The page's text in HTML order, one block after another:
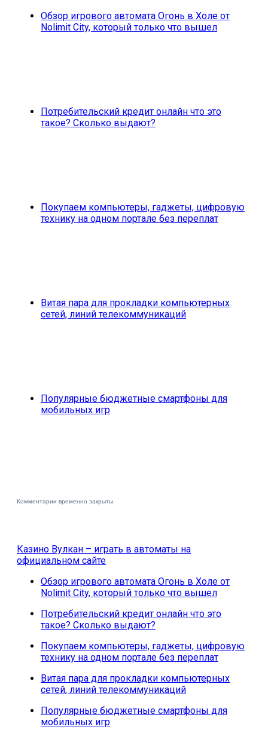
Обзор игрового автомата Огонь в Холе от
Nolimit City, который только что вышел
Потребительский кредит онлайн что это
такое? Сколько выдают?
Покупаем компьютеры, гаджеты, цифровую
технику на одном портале без переплат
Витая пара для прокладки компьютерных
сетей, линий телекоммуникаций
Популярные бюджетные смартфоны для
мобильных игр
Комментарии временно закрыты.
Казино Вулкан – играть в автоматы на
официальном сайте
Обзор игрового автомата Огонь в Холе от
Nolimit City, который только что вышел
Потребительский кредит онлайн что это
такое? Сколько выдают?
Покупаем компьютеры, гаджеты, цифровую
технику на одном портале без переплат
Витая пара для прокладки компьютерных
сетей, линий телекоммуникаций
Популярные бюджетные смартфоны для
мобильных игр